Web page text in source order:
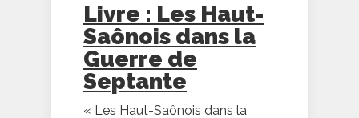
Livre : Les Haut-
Saônois dans la
Guerre de
Septante
« Les Haut-Saônois dans la